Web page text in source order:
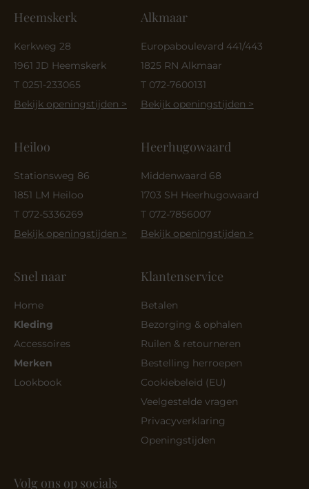
Heemskerk
Kerkweg 28
1961 JD Heemskerk
T 0251-233065
Bekijk openingstijden >
Heiloo
Stationsweg 86
1851 LM Heiloo
T 072-5336269
Bekijk openingstijden >
Alkmaar
Europaboulevard 441/443
1825 RN Alkmaar
T 072-7600131
Bekijk openingstijden >
Heerhugowaard
Middenwaard 68
1703 SH Heerhugowaard
T 072-7856007
Bekijk openingstijden >
Snel naar
Home
Kleding
Accessoires
Merken
Lookbook
Klantenservice
Betalen
Bezorging & ophalen
Ruilen & retourneren
Bestelling herroepen
Cookiebeleid (EU)
Veelgestelde vragen
Privacyverklaring
Openingstijden
Volg ons op socials